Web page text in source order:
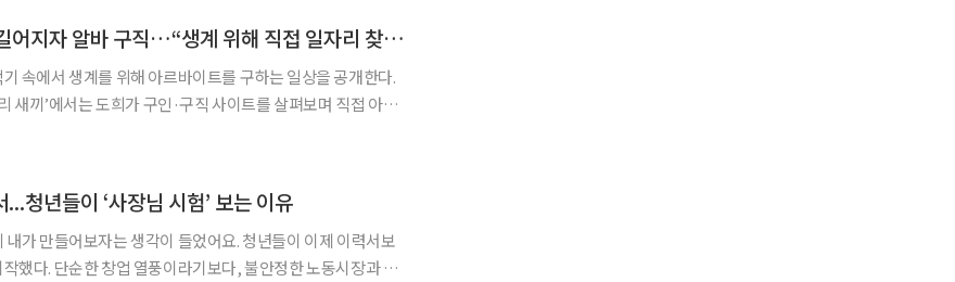
‘응사’ 민도희, 공백기 길어지자 알바 구직…“생계 위해 직접 일자리 찾아”
속에서 생계를 위해 아르바이트를 구하는 일상을 공개한다.
새끼’에서는 도희가 구인·구직 사이트를 살펴보며 직접 아르
청년들이 ‘사장님 시험’ 보는 이유
보자는 생각이 들었어요. 청년들이 이제 이력서보
했다. 단순한 창업 열풍이라기보다, 불안정한 노동시장과 달